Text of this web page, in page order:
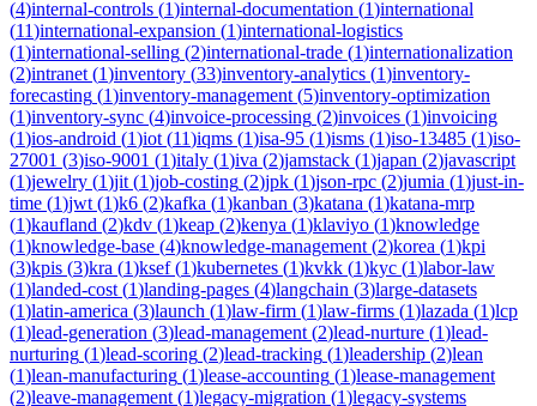
(4)internal-controls (1)internal-documentation (1)international
(11)international-expansion (1)international-logistics
(1)international-selling (2)international-trade (1)internationalization
(2)intranet (1)inventory (33)inventory-analytics (1)inventory-
forecasting (1)inventory-management (5)inventory-optimization
(1)inventory-sync (4)invoice-processing (2)invoices (1)invoicing
(1)ios-android (1)iot (11)iqms (1)isa-95 (1)isms (1)iso-13485 (1)iso-
27001 (3)iso-9001 (1)italy (1)iva (2)jamstack (1)japan (2)javascript
(1)jewelry (1)jit (1)job-costing (2)jpk (1)json-rpc (2)jumia (1)just-in-
time (1)jwt (1)k6 (2)kafka (1)kanban (3)katana (1)katana-mrp
(1)kaufland (2)kdv (1)keap (2)kenya (1)klaviyo (1)knowledge
(1)knowledge-base (4)knowledge-management (2)korea (1)kpi
(3)kpis (3)kra (1)ksef(1)kubernetes (1)kvkk (1)kyc (1)labor-law
(1)landed-cost (1)landing-pages (4)langchain (3)large-datasets
(1)latin-america (3)launch (1)law-firm (1)law-firms (1)lazada (1)lcp
(1)lead-generation (3)lead-management (2)lead-nurture (1)lead-
nurturing (1)lead-scoring (2)lead-tracking (1)leadership (2)lean
(1)lean-manufacturing (1)lease-accounting (1)lease-management
(2)leave-management (1)legacy-migration (1)legacy-systems